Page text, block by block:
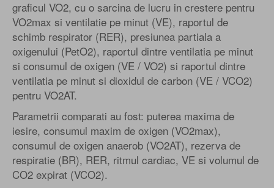
graficul VO2, cu o sarcina de lucru in crestere pentru
VO2max si ventilatie pe minut (VE), raportul de
schimb respirator (RER), presiunea partiala a
oxigenului (PetO2), raportul dintre ventilatia pe minut
si consumul de oxigen (VE / VO2) si raportul dintre
ventilatia pe minut si dioxidul de carbon (VE / VCO2)
pentru VO2AT.
Parametrii comparati au fost: puterea maxima de
iesire, consumul maxim de oxigen (VO2max),
consumul de oxigen anaerob (VO2AT), rezerva de
respiratie (BR), RER, ritmul cardiac, VE si volumul de
CO2 expirat (VCO2).